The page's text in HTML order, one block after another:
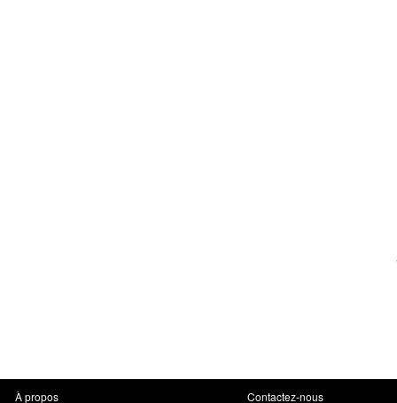
À propos
Contactez-nous